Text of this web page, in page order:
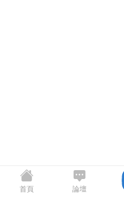
首頁 論壇